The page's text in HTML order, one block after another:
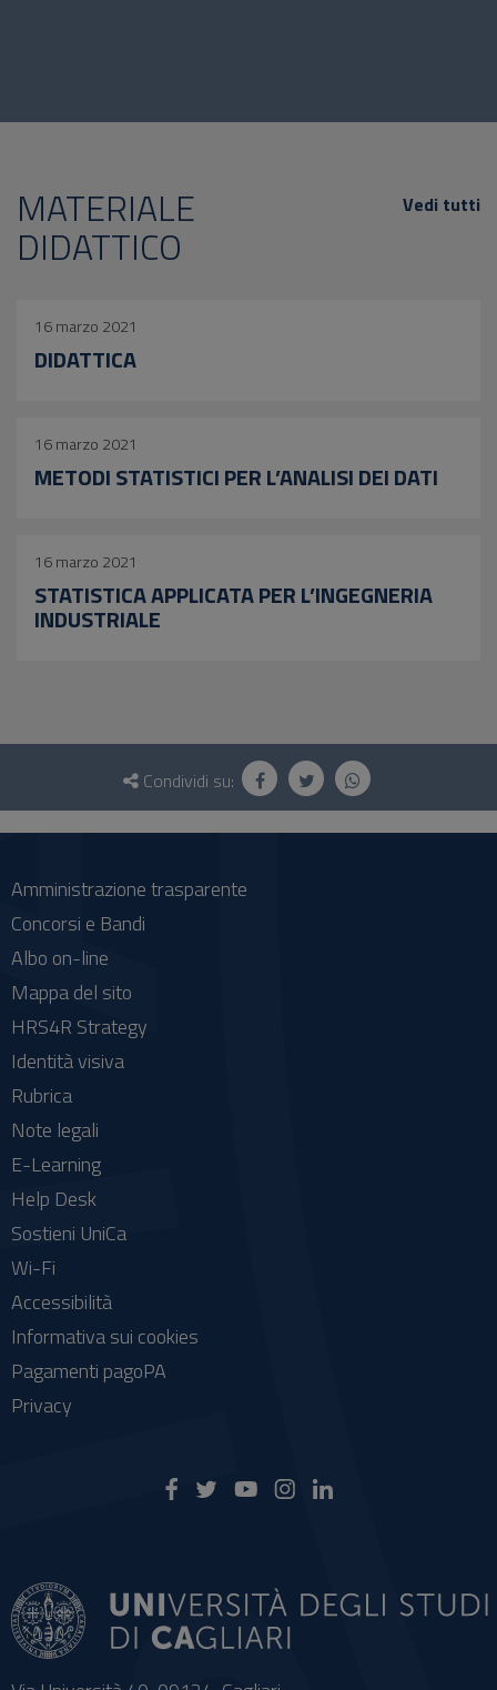
MATERIALE
DIDATTICO
Vedi tutti
16 marzo 2021
DIDATTICA
16 marzo 2021
METODI STATISTICI PER L’ANALISI DEI DATI
16 marzo 2021
STATISTICA APPLICATA PER L’INGEGNERIA
INDUSTRIALE
Questionario
social
Condividi su:
Amministrazione trasparente
Concorsi e Bandi
Albo on-line
Mappa del sito
HRS4R Strategy
Identità visiva
Rubrica
Note legali
E-Learning
Help Desk
Sostieni UniCa
Wi-Fi
Accessibilità
Informativa sui cookies
Pagamenti pagoPA
Privacy